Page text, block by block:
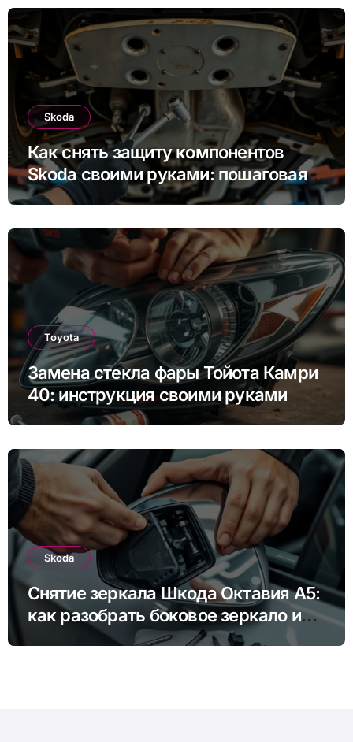
Skoda
Как снять защиту компонентов
Skoda своими руками: пошаговая
инструкция для Rapid, Octavia и
Toyota
Замена стекла фары Тойота Камри
40: инструкция своими руками
Skoda
Снятие зеркала Шкода Октавия А5:
как разобрать боковое зеркало и
снять зеркальный элемент своими